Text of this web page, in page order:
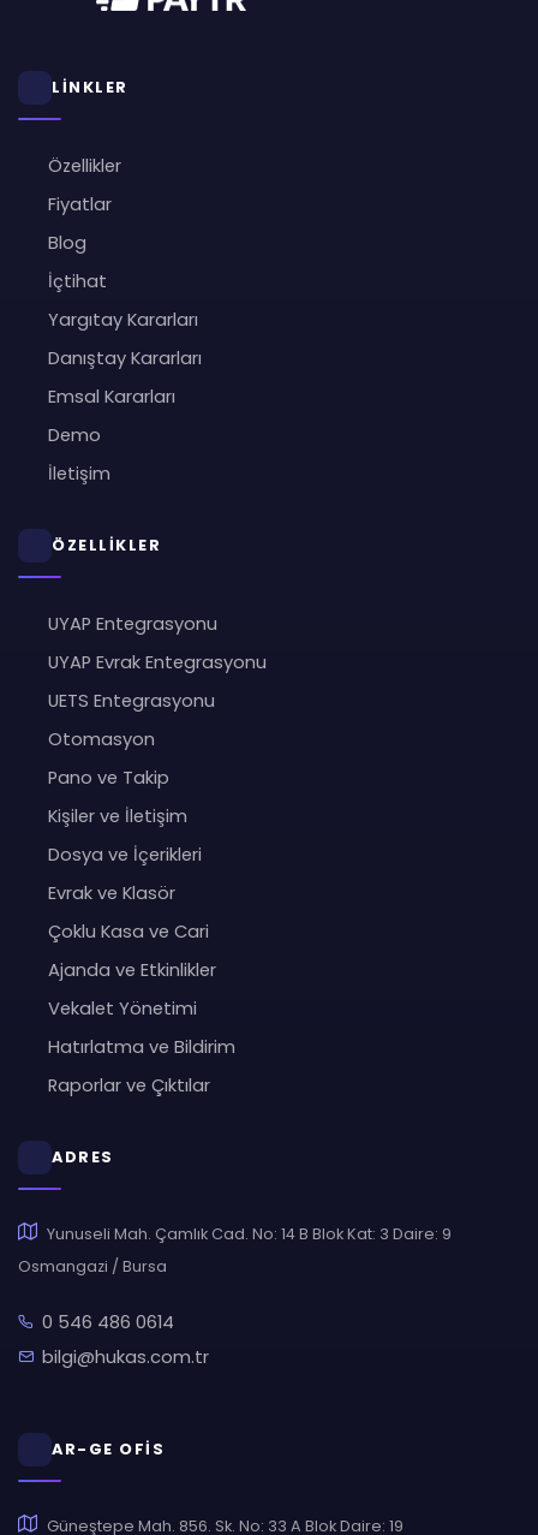
LİNKLER
Özellikler
Fiyatlar
Blog
İçtihat
Yargıtay Kararları
Danıştay Kararları
Emsal Kararları
Demo
İletişim
ÖZELLİKLER
UYAP Entegrasyonu
UYAP Evrak Entegrasyonu
UETS Entegrasyonu
Otomasyon
Pano ve Takip
Kişiler ve İletişim
Dosya ve İçerikleri
Evrak ve Klasör
Çoklu Kasa ve Cari
Ajanda ve Etkinlikler
Vekalet Yönetimi
Hatırlatma ve Bildirim
Raporlar ve Çıktılar
ADRES
Yunuseli Mah. Çamlık Cad. No: 14 B Blok Kat: 3 Daire: 9
Osmangazi / Bursa
0 546 486 0614
bilgi@hukas.com.tr
AR-GE OFİS
Güneştepe Mah. 856. Sk. No: 33 A Blok Daire: 19